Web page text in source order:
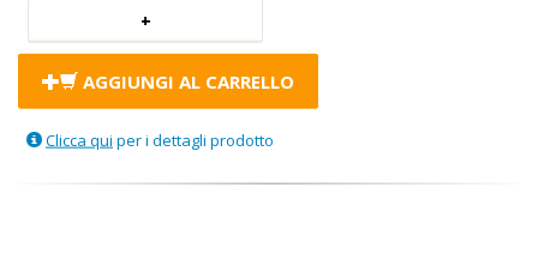
AGGIUNGI AL CARRELLO
Clicca qui per i dettagli prodotto